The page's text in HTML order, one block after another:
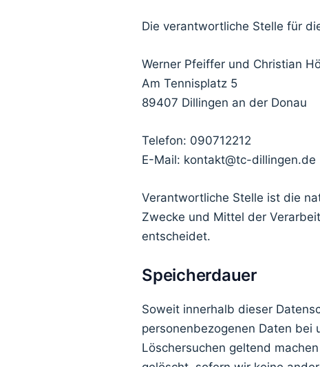
Die verantwortliche Stelle für
Werner Pfeiffer und Christian
Am Tennisplatz 5
89407 Dillingen an der Donau
Telefon: 090712212
E-Mail: kontakt@tc-dillingen.de
Verantwortliche Stelle ist die
Zwecke und Mittel der
entscheidet.
Speicherdauer
Soweit innerhalb dieser
personenbezogenen Daten
Löschersuchen geltend